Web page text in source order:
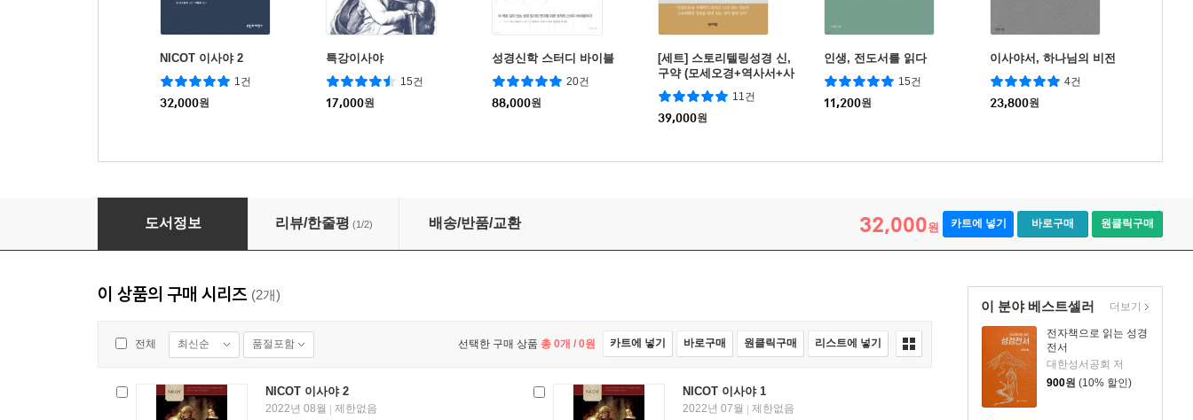
NICOT 이사야 2
1건
32,000원
특강이사야
15건
17,000원
성경신학 스터디 바이블
20건
88,000원
[세트] 스토리텔링성경 신,
구약 (모세오경+역사서+사
복음서)
11건
39,000원
인생, 전도서를 읽다
15건
11,200원
이사야서, 하나님의 비전
4건
23,800원
NICOT 이사야 1
도서정보 리뷰/한줄평 (1/2) 배송/반품/교환 32,000원 카트에 넣기 바로구매 원클릭구매
이 분야 베스트셀러
전자책으로 읽는 성경
전서
대한성서공회 저
900원 (10% 할인)
더보기
이 상품의 구매 시리즈 (2개)
전체 최신순 품절포함 선택한 구매 상품 총 0개 / 0원 카트에 넣기 바로구매 원클릭구매 리스트에 넣기
NICOT 이사야 2
2022년 08월
제한없음
NICOT 이사야 1
2022년 07월
제한없음